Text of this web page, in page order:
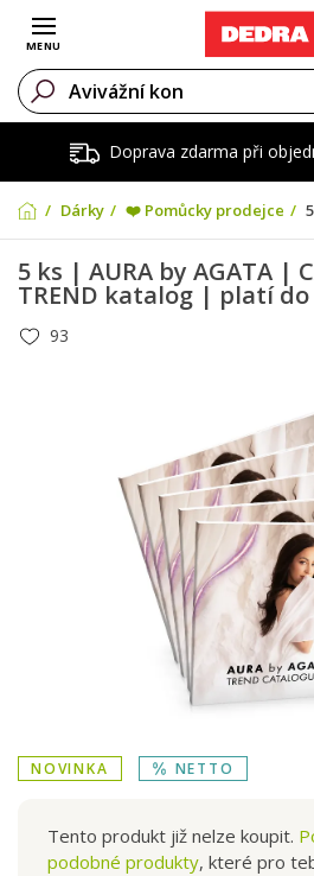
Doprava zdarma při
Otevřít menu
MENU
Dárky ❤️ Pomůcky prodejce
5 ks | AURA by AGATA |
TREND katalog | platí do
93
NOVINKA NETTO
Tento produkt již nelze koupit.
podobné produkty, které pro